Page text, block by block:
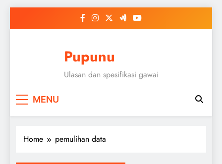
Pupunu
Ulasan dan spesifikasi gawai
MENU
Home pemulihan data